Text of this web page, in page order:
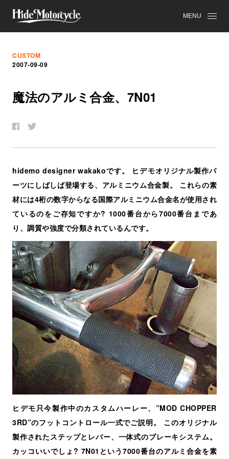
MENU
CUSTOM
2007-09-09
魔法のアルミ合金、 7N01
hidemo designer wakakoです。 ヒデモオリジナル製作パ
ーツにしばしば登場する、アルミニウム合金製。 これらの素
材には4桁の数字からなる国際アルミニウム合金名が使用され
ているのをご存知ですか? 1000番台から7000番台まであ
り、調質や強度で分類されているんです。
ヒデモ只今製作中のカスタムハーレー、”MOD CHOPPER
3RD”のフットコントロール一式でご説明。 このオリジナル
製作されたステップとレバー、一体式のブレーキシステム。
カッコいいでしょ? 7N01という7000番台のアルミ合金を素